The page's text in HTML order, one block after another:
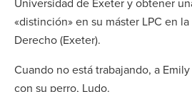
«distinción» en su máster LPC en
Derecho (Exeter).
Cuando no está trabajando, a
con su perro, Ludo.